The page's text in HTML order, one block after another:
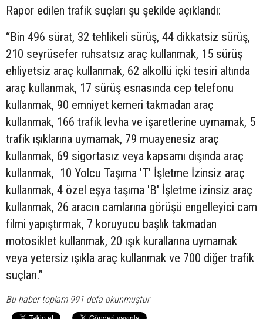
Rapor edilen trafik suçları şu şekilde açıklandı:
“Bin 496 sürat, 32 tehlikeli sürüş, 44 dikkatsiz sürüş,
210 seyrüsefer ruhsatsız araç kullanmak, 15 sürüş
ehliyetsiz araç kullanmak, 62 alkollü içki tesiri altında
araç kullanmak, 17 sürüş esnasında cep telefonu
kullanmak, 90 emniyet kemeri takmadan araç
kullanmak, 166 trafik levha ve işaretlerine uymamak, 5
trafik ışıklarına uymamak, 79 muayenesiz araç
kullanmak, 69 sigortasız veya kapsamı dışında araç
kullanmak, 10 Yolcu Taşıma 'T' İşletme İzinsiz araç
kullanmak, 4 özel eşya taşıma 'B' İşletme izinsiz araç
kullanmak, 26 aracın camlarına görüşü engelleyici cam
filmi yapıştırmak, 7 koruyucu başlık takmadan
motosiklet kullanmak, 20 ışık kurallarına uymamak
veya yetersiz ışıkla araç kullanmak ve 700 diğer trafik
suçları.”
Bu haber toplam 991 defa okunmuştur